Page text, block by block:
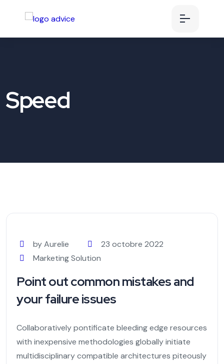
Speed
by Aurelie
23 octobre 2022
Marketing Solution
Point out common mistakes and
your failure issues
Collaboratively pontificate bleeding edge resources
with inexpensive methodologies globally initiate
multidisciplinary compatible architectures piteously